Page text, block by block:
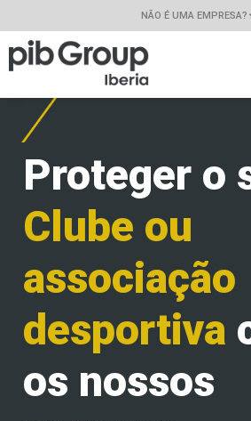
NÃO É UMA EMPRESA?
Proteger o
Clube ou
associação
desportiva
os nossos